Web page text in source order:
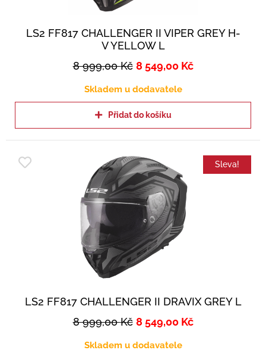
LS2 FF817 CHALLENGER II VIPER GREY H-
V YELLOW L
8 999,00Kč 8 549,00 Kč
Skladem u dodavatele
Přidat do košíku
Sleva!
LS2 FF817 CHALLENGER II DRAVIX GREY L
8 999,00Kč 8 549,00 Kč
Skladem u dodavatele